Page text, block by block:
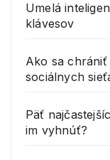
Umelá
klávesov
Ako sa
sociálnych
Päť
im vyhnúť?